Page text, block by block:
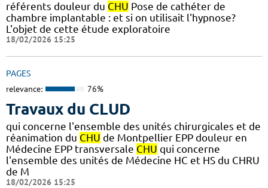
référents douleur du CHU Pose de cathéter de
chambre implantable : et si on utilisait l'hypnose?
L'objet de cette étude exploratoire
18/02/2026 15:25
PAGES
relevance: 76%
Travaux du CLUD
qui concerne l'ensemble des unités chirurgicales et de
réanimation du CHU de Montpellier EPP douleur en
Médecine EPP transversale CHU qui concerne
l'ensemble des unités de Médecine HC et HS du CHRU
de M
18/02/2026 15:25